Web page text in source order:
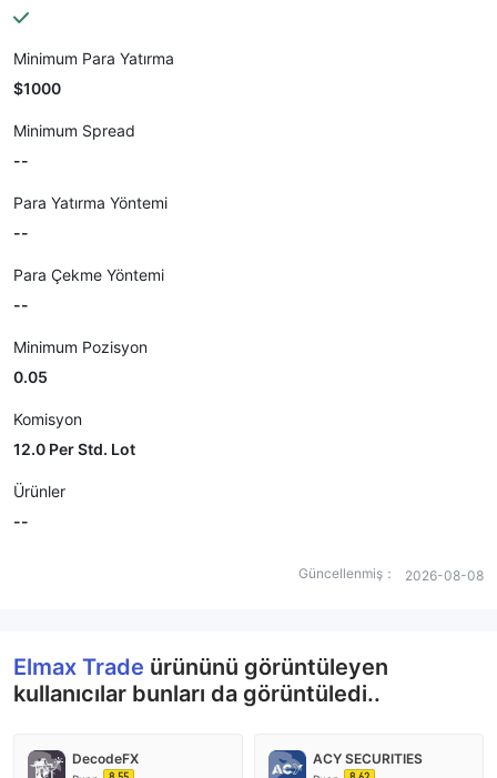
Minimum Para Yatırma
$1000
Minimum Spread
--
Para Yatırma Yöntemi
--
Para Çekme Yöntemi
--
Minimum Pozisyon
0.05
Komisyon
12.0 Per Std. Lot
Ürünler
--
Güncellenmiş： 2026-08-08
Elmax Trade ürününü görüntüleyen
kullanıcılar bunları da görüntüledi..
DecodeFX ACY SECURITIES